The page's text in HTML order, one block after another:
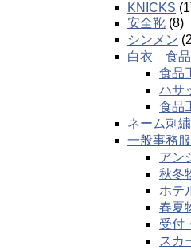
KNICKS
安全靴 (8)
シンメン
白衣 食品
食品
ハサ
食品
ネーム刺
一般事務服
アン
秋冬
ホテ
春夏
受付
スカ